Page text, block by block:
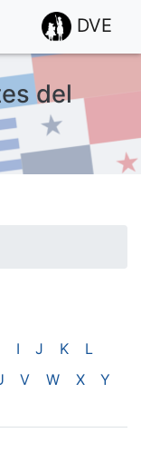
DVE
del
I J K
L
V W X
Y